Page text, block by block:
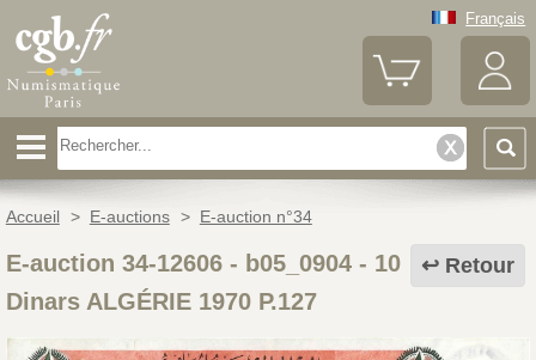
Français
Accueil > E-auctions > E-auction n°34
Retour
E-auction 34-12606 - b05_0904- 10
Dinars ALGÉRIE 1970 P.127